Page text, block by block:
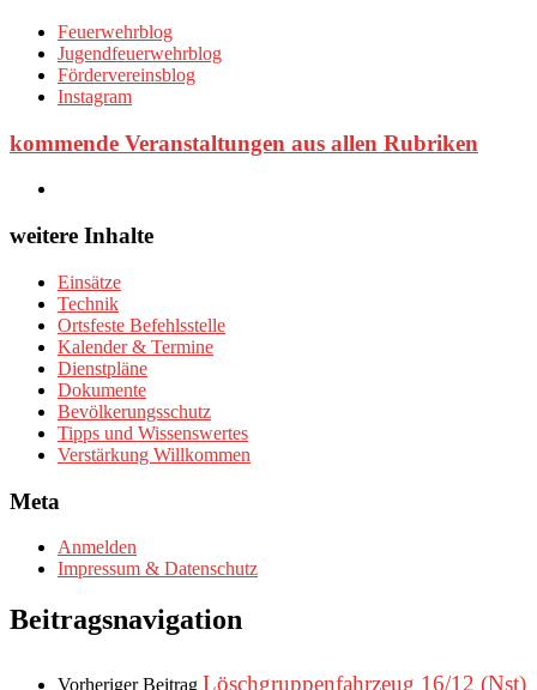
Feuerwehrblog
Jugendfeuerwehrblog
Fördervereinsblog
Instagram
kommende Veranstaltungen aus allen Rubriken
weitere Inhalte
Einsätze
Technik
Ortsfeste Befehlsstelle
Kalender & Termine
Dienstpläne
Dokumente
Bevölkerungsschutz
Tipps und Wissenswertes
Verstärkung Willkommen
Meta
Anmelden
Impressum & Datenschutz
Beitragsnavigation
Vorheriger Beitrag Löschgruppenfahrzeug 16/12 (Nst)